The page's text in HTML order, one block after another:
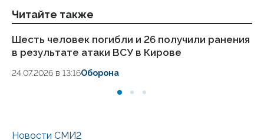
Читайте также
Шесть человек погибли и 26 получили ранения
в результате атаки ВСУ в Кирове
24.07.2026 в 13:16Оборона
Новости СМИ2